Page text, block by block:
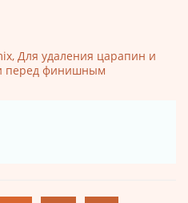
Для удаления царапин и
перед финишным